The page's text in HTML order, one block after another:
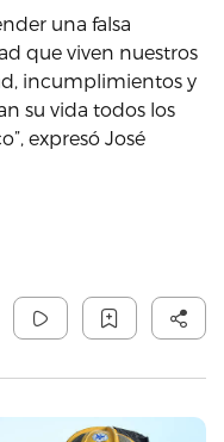
una falsa
que viven nuestros
incumplimientos y
su vida todos los
expresó José